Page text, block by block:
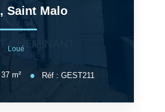
,Saint Malo
Loué
37 m² Réf : GEST211